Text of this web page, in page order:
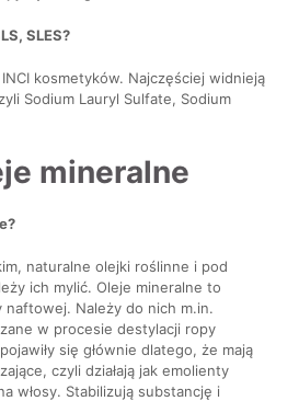
SLES?
kosmetyków. Najczęściej widnieją
Sodium Lauryl Sulfate, Sodium
mineralne
naturalne olejki roślinne i pod
ich mylić. Oleje mineralne to
Należy do nich m.in.
w procesie destylacji ropy
się głównie dlatego, że mają
czyli działają jak emolienty
włosy. Stabilizują substancję i